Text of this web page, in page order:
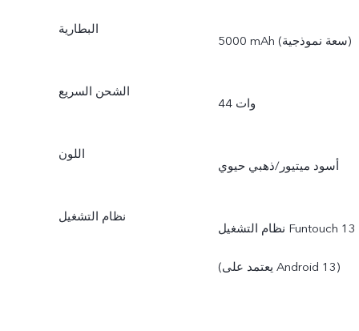
البطارية
5000 mAh (سعة نموذجية)
الشحن السريع
44 وات
اللون
أسود ميتيور/ذهبي حيوي
نظام التشغيل
نظام التشغيل Funtouch 13
(يعتمد على Android 13)